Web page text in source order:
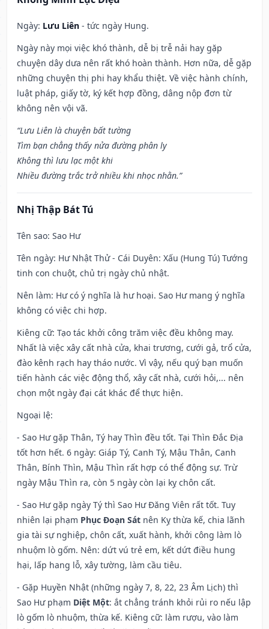
Ngày: Lưu Liên - tức ngày Hung.
Ngày này mọi việc khó thành, dễ bị trễ nải hay gặp
chuyện dây dưa nên rất khó hoàn thành. Hơn nữa, dễ gặp
những chuyện thị phi hay khẩu thiệt. Về việc hành chính,
luật pháp, giấy tờ, ký kết hợp đồng, dâng nộp đơn từ
không nên vội vã.
“Lưu Liên là chuyện bất tường
Tìm bạn chẳng thấy nửa đường phân ly
Không thì lưu lạc một khi
Nhiều đường trắc trở nhiều khi nhọc nhằn.”
Nhị Thập Bát Tú
Tên sao: Sao Hư
Tên ngày: Hư Nhật Thử - Cái Duyên: Xấu (Hung Tú) Tướng
tinh con chuột, chủ trị ngày chủ nhật.
Nên làm: Hư có ý nghĩa là hư hoại. Sao Hư mang ý nghĩa
không có việc chi hợp.
Kiêng cữ: Tạo tác khởi công trăm việc đều không may.
Nhất là việc xây cất nhà cửa, khai trương, cưới gả, trổ cửa,
đào kênh rạch hay tháo nước. Vì vậy, nếu quý bạn muốn
tiến hành các việc động thổ, xây cất nhà, cưới hỏi,... nên
chọn một ngày đại cát khác để thực hiện.
Ngoại lệ:
- Sao Hư gặp Thân, Tý hay Thìn đều tốt. Tại Thìn Đắc Địa
tốt hơn hết. 6 ngày: Giáp Tý, Canh Tý, Mậu Thân, Canh
Thân, Bính Thìn, Mậu Thìn rất hợp có thể động sự. Trừ
ngày Mậu Thìn ra, còn 5 ngày còn lại kỵ chôn cất.
- Sao Hư gặp ngày Tý thì Sao Hư Đăng Viên rất tốt. Tuy
nhiên lại phạm Phục Đoạn Sát nên Kỵ thừa kế, chia lãnh
gia tài sự nghiệp, chôn cất, xuất hành, khởi công làm lò
nhuộm lò gốm. Nên: dứt vú trẻ em, kết dứt điều hung
hại, lấp hang lỗ, xây tường, làm cầu tiêu.
- Gặp Huyền Nhật (những ngày 7, 8, 22, 23 Âm Lịch) thì
Sao Hư phạm Diệt Một: ắt chẳng tránh khỏi rủi ro nếu lập
lò gốm lò nhuộm, thừa kế. Kiêng cữ: làm rượu, vào làm